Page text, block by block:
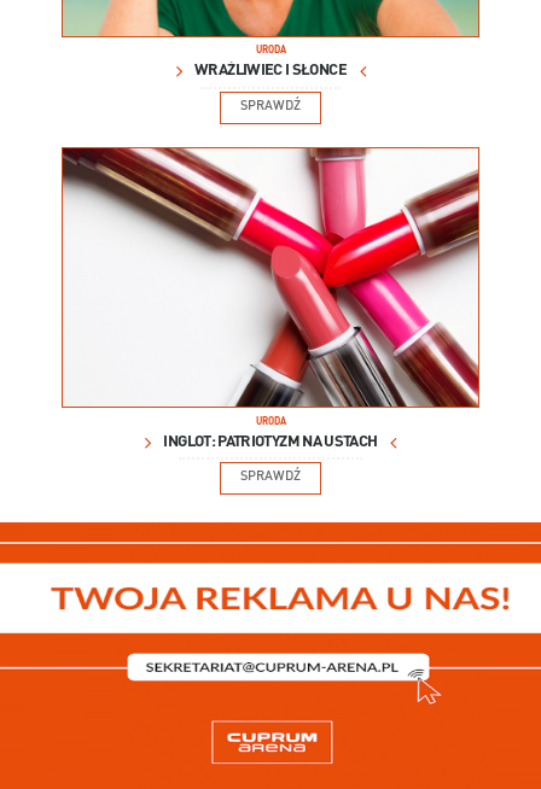
URODA
WRAŻLIWIEC I SŁOŃCE
SPRAWDŹ
URODA
INGLOT: PATRIOTYZM NA USTACH
SPRAWDŹ